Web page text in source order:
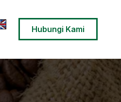
Hubungi Kami